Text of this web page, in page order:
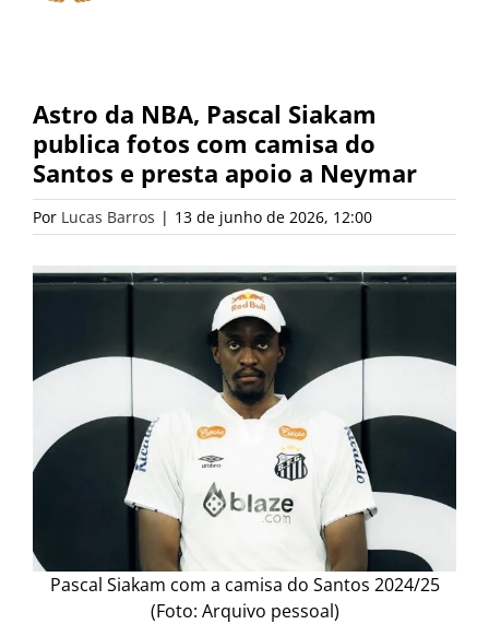
Astro da NBA, Pascal Siakam
publica fotos com camisa do
Santos e presta apoio a Neymar
Por Lucas Barros | 13 de junho de 2026, 12:00
Pascal Siakam com a camisa do Santos 2024/25
(Foto: Arquivo pessoal)